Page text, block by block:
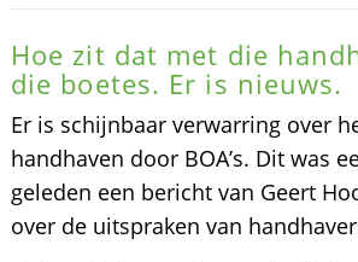
Hoe zit dat met die
die boetes. Er is nieuws.
Er is schijnbaar verwarring over
handhaven door BOA’s. Dit was
geleden een bericht van Geert
over de uitspraken van